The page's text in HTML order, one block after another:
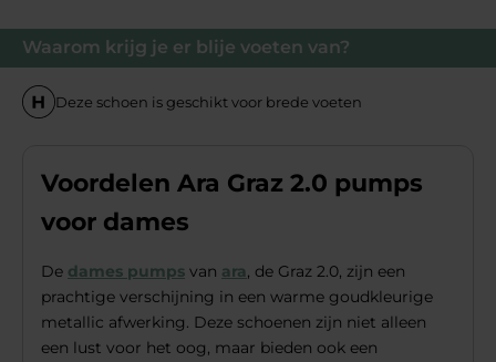
Waarom krijg je er blije voeten van?
Deze schoen is geschikt voor brede voeten
Voordelen Ara Graz 2.0 pumps
voor dames
De dames pumps van ara, de Graz 2.0, zijn een
prachtige verschijning in een warme goudkleurige
metallic afwerking. Deze schoenen zijn niet alleen
een lust voor het oog, maar bieden ook een